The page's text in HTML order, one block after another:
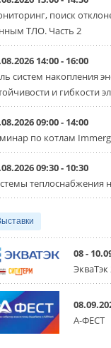
Президент
Москве
31 ИЮЛЯ
Carrier
Чиллер
США
28 июля
свой
31 ИЮЛЯ
поиск
ТЛО. Часть 2
14:00 - 16:00
систем накопления
и гибкости
09:00 - 14:00
по котлам
09:30 - 10:30
теплоснабжения
08 -
ЭкваТэк
А-ФЕСТ